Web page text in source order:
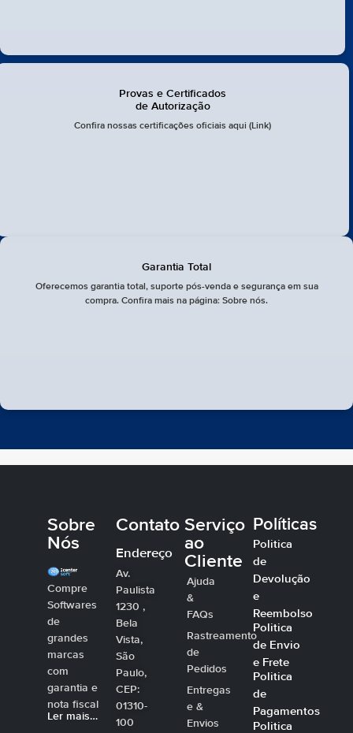
Provas e Certificados
de Autorização
Confira nossas certificações oficiais aqui (Link)
Garantia Total
Oferecemos garantia total, suporte pós-venda e segurança em sua
compra. Confira mais na página: Sobre nós.
Sobre
Nós
Compre
Softwares
de
grandes
marcas
com
garantia e
nota fiscal
Ler mais…
Contato
Endereço
Av.
Paulista
1230 ,
Bela
Vista,
São
Paulo,
CEP:
01310-
100
Serviço
ao
Cliente
Ajuda
&
FAQs
Rastreamento
de
Pedidos
Entregas
e &
Envios
Políticas
Politica
de
Devolução
e
Reembolso
Politica
de Envio
e Frete
Politica
de
Pagamentos
Politica